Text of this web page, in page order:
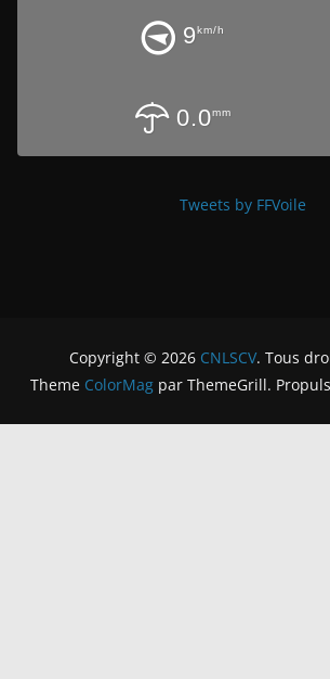
9km/h
0.0mm
Tweets by FFVoile
Copyright © 2026 CNLSCV. Tous
Theme ColorMagpar ThemeGrill.